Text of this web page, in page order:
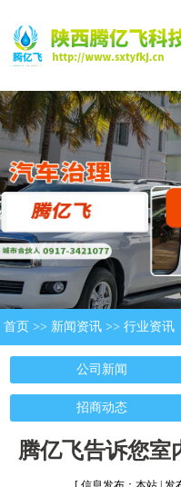
首页 >> 新闻资讯 >> 行业资讯
公司新闻
招商动态
腾亿飞告诉您室